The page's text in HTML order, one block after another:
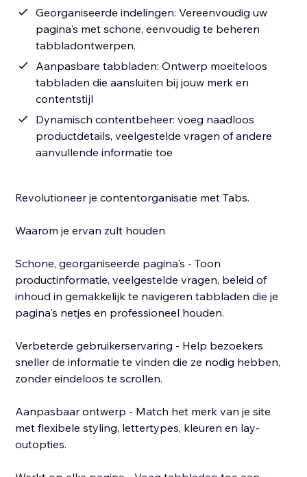
Georganiseerde indelingen: Vereenvoudig uw
pagina's met schone, eenvoudig te beheren
tabbladontwerpen.
Aanpasbare tabbladen: Ontwerp moeiteloos
tabbladen die aansluiten bij jouw merk en
contentstijl
Dynamisch contentbeheer: voeg naadloos
productdetails, veelgestelde vragen of andere
aanvullende informatie toe
Revolutioneer je contentorganisatie met Tabs.
Waarom je ervan zult houden
Schone, georganiseerde pagina's - Toon
productinformatie, veelgestelde vragen, beleid of
inhoud in gemakkelijk te navigeren tabbladen die je
pagina's netjes en professioneel houden.
Verbeterde gebruikerservaring - Help bezoekers
sneller de informatie te vinden die ze nodig hebben,
zonder eindeloos te scrollen.
Aanpasbaar ontwerp - Match het merk van je site
met flexibele styling, lettertypes, kleuren en lay-
outopties.